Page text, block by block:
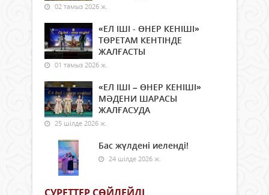
02 тамыз 2026 ж.
«ЕЛ ІШІ - ӨНЕР КЕНІШІ»
ТӨРЕТАМ КЕНТІНДЕ
ЖАЛҒАСТЫ
01 тамыз 2026 ж.
«ЕЛ ІШІ – ӨНЕР КЕНІШІ»
МӘДЕНИ ШАРАСЫ
ЖАЛҒАСУДА
25 шілде 2026 ж.
Бас жүлдені иеленді!
24 шілде 2026 ж.